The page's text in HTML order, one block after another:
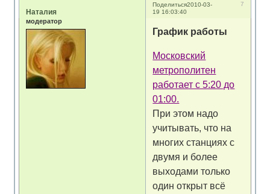
Поделиться 7
2010-03-
19 16:03:40
Наталия
модератор
График работы
Московский
метрополитен
работает с 5:20 до
01:00.
При этом надо
учитывать, что на
многих станциях с
двумя и более
выходами только
один открыт всё